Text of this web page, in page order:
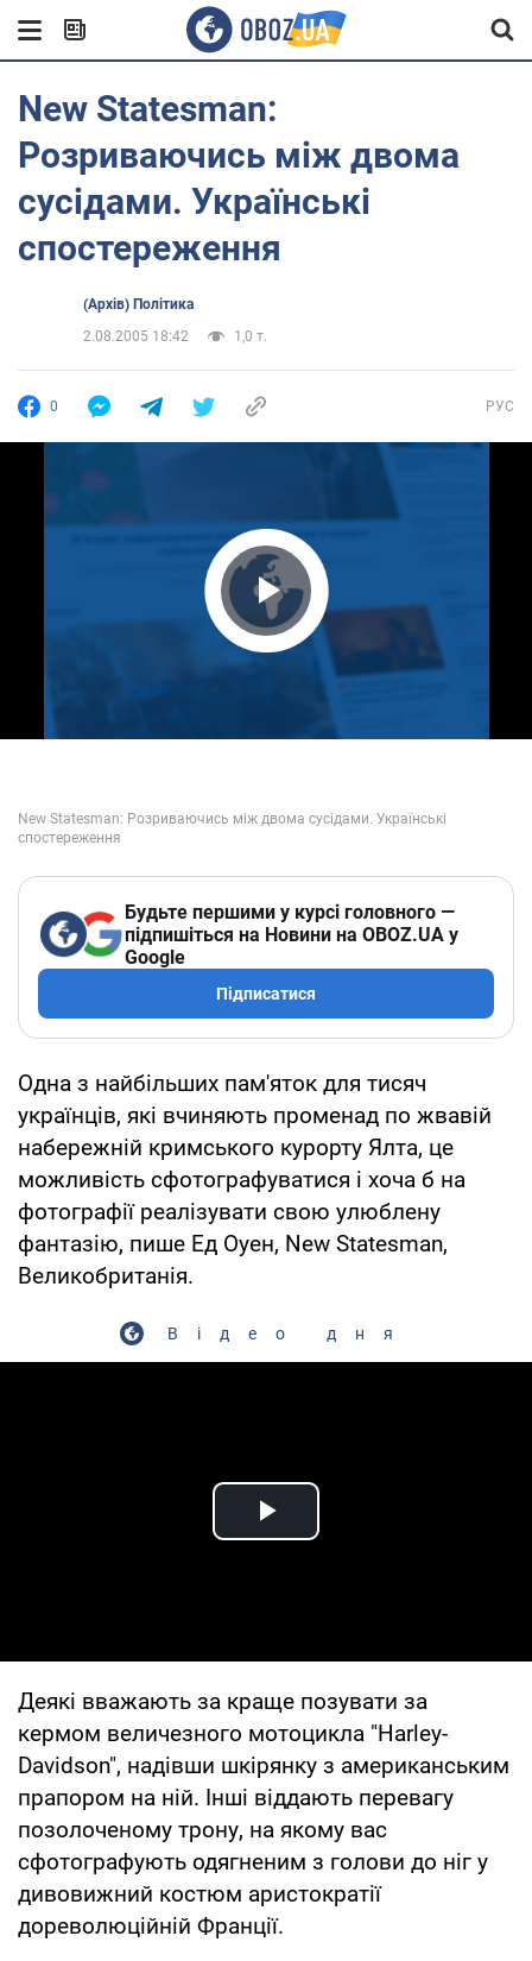
New Statesman:
Розриваючись між двома
сусідами. Українські
спостереження
(Архів) Політика
2.08.2005 18:42
1,0 т.
0 РУС
Play Video
Будьте першими у курсі головного —
підпишіться на Новини на OBOZ.UA у
Google
Підписатися
Одна з найбільших пам'яток для тисяч
українців, які вчиняють променад по жвавій
набережній кримського курорту Ялта, це
можливість сфотографуватися і хоча б на
фотографії реалізувати свою улюблену
фантазію, пише Ед Оуен, New Statesman,
Великобританія.
Відео дня
Play Video
Деякі вважають за краще позувати за
кермом величезного мотоцикла "Harley-
Davidson", надівши шкірянку з американським
прапором на ній. Інші віддають перевагу
позолоченому трону, на якому вас
сфотографують одягненим з голови до ніг у
дивовижний костюм аристократії
дореволюційній Франції.